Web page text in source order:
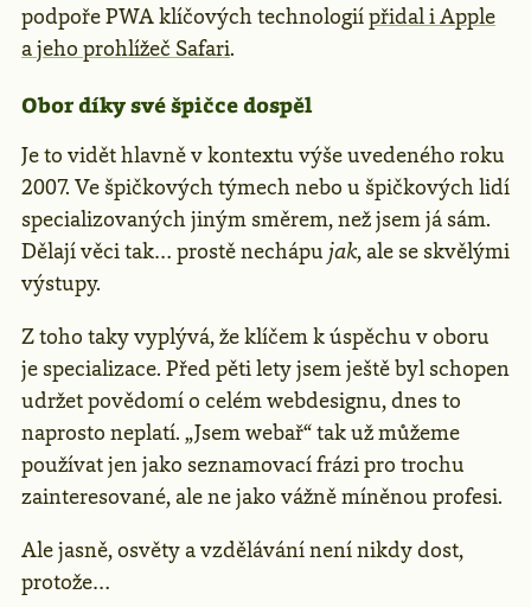
podpoře PWA klíčových technologiípřidal i Apple
a jeho prohlížeč Safari.
Obor díky své špičce dospěl
Je to vidět hlavně v kontextu výše uvedeného roku
2007. Ve špičkových týmech nebo u špičkových lidí
specializovaných jiným směrem, než jsem já sám.
Dělají věci tak… prostě nechápu jak, ale se skvělými
výstupy.
Z toho taky vyplývá, že klíčem k úspěchu v oboru
je specializace. Před pěti lety jsem ještě byl schopen
udržet povědomí o celém webdesignu, dnes to
naprosto neplatí. „Jsem webař“ tak už můžeme
používat jen jako seznamovací frázi pro trochu
zainteresované, ale ne jako vážně míněnou profesi.
Ale jasně, osvěty a vzdělávání není nikdy dost,
protože…